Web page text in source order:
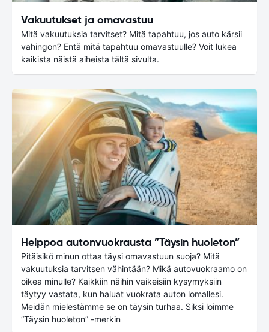
Vakuutukset ja omavastuu
Mitä vakuutuksia tarvitset? Mitä tapahtuu, jos auto kärsii
vahingon? Entä mitä tapahtuu omavastuulle? Voit lukea
kaikista näistä aiheista tältä sivulta.
Helppoa autonvuokrausta ”Täysin huoleton”
Pitäisikö minun ottaa täysi omavastuun suoja? Mitä
vakuutuksia tarvitsen vähintään? Mikä autovuokraamo on
oikea minulle? Kaikkiin näihin vaikeisiin kysymyksiin
täytyy vastata, kun haluat vuokrata auton lomallesi.
Meidän mielestämme se on täysin turhaa. Siksi loimme
”Täysin huoleton” -merkin